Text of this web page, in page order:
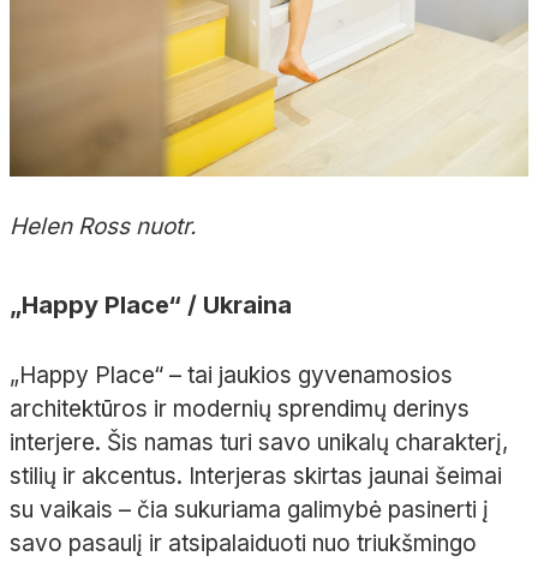
Helen Ross nuotr.
„Happy Place“ / Ukraina
„Happy Place“ – tai jaukios gyvenamosios
architektūros ir modernių sprendimų derinys
interjere. Šis namas turi savo unikalų charakterį,
stilių ir akcentus. Interjeras skirtas jaunai šeimai
su vaikais – čia sukuriama galimybė pasinerti į
savo pasaulį ir atsipalaiduoti nuo triukšmingo